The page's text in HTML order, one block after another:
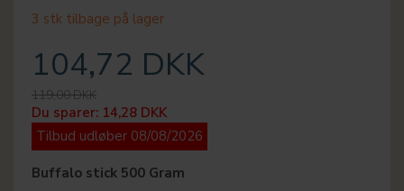
3 stk tilbage på lager
104,72 DKK
119,00 DKK
Du sparer: 14,28 DKK
Tilbud udløber 08/08/2026
Buffalo stick 500 Gram